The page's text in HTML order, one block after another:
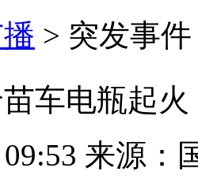
> 突发事件
车电瓶起
来源：